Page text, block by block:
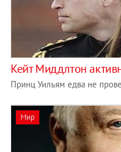
Кейт Миддлтон
Принц Уильям едва не
Мир